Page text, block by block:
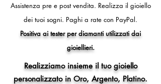
- 15 (circonferenza dito 55mm,
diametro interno anello 17,5 mm)
diametro interno anello 17,8 mm)
- 17 (circonferenza dito 57mm,
diametro interno anello 18,1 mm)
- 18 (circonferenza dito 58mm,
Assistenza pre e post vendita. Realizza il gioiello
dei tuoi sogni. Paghi a rate con PayPal.
Positiva ai tester per diamanti utilizzati dai
gioiellieri.
Realizziamo insieme il tuo gioiello
personalizzato in Oro, Argento, Platino.